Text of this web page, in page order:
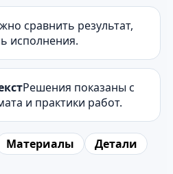
сравнить результат,
исполнения.
Решения показаны с
и практики работ.
Материалы
Детали